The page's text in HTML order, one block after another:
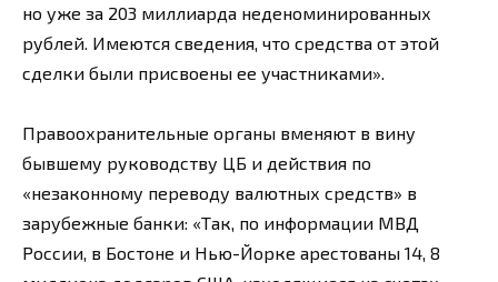
но уже за 203 миллиарда неденоминированных
рублей. Имеются сведения, что средства от этой
сделки были присвоены ее участниками».
Правоохранительные органы вменяют в вину
бывшему руководству ЦБ и действия по
«незаконному переводу валютных средств» в
зарубежные банки: «Так, по информации МВД
России, в Бостоне и Нью-Йорке арестованы 14, 8